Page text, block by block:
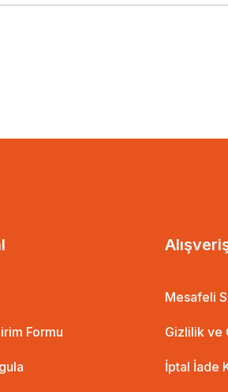
Formu
Mesafeli
Gizlilik ve
İptal İade